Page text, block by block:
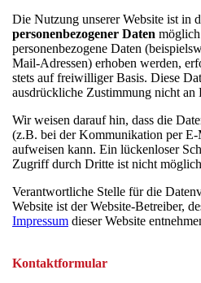
Die Nutzung unserer Website ist in
personenbezogener Daten
personenbezogene Daten
Mail-Adressen) erhoben werden,
stets auf freiwilliger Basis. Diese
ausdrückliche Zustimmung nicht an
Wir weisen darauf hin, dass die
(z.B. bei der Kommunikation per
aufweisen kann. Ein lückenloser
Zugriff durch Dritte ist nicht
Verantwortliche Stelle für die
Website ist der Website-Betreiber,
Impressum dieser Website
Kontaktformular